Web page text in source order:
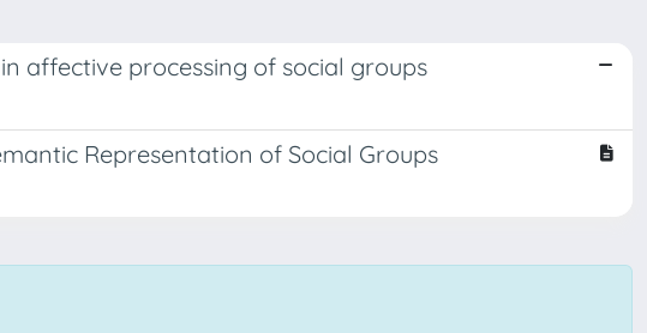
affective processing of social groups
Representation of Social Groups